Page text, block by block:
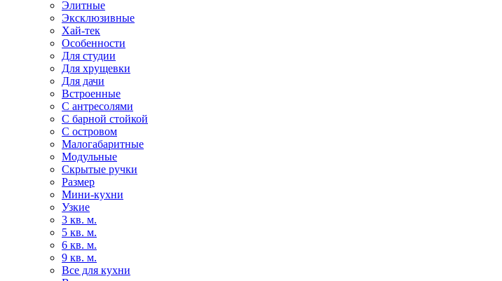
Элитные
Эксклюзивные
Хай-тек
Особенности
Для студии
Для хрущевки
Для дачи
Встроенные
С антресолями
С барной стойкой
С островом
Малогабаритные
Модульные
Скрытые ручки
Размер
Мини-кухни
Узкие
3 кв. м.
5 кв. м.
6 кв. м.
9 кв. м.
Все для кухни